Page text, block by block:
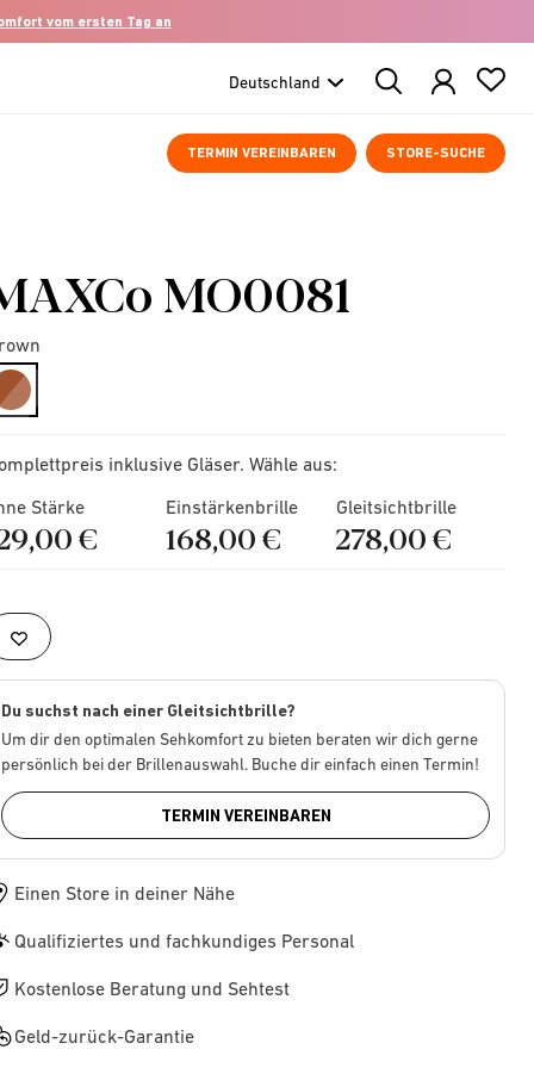
vom ersten Tag an
Search
Products
TERMIN VEREINBAREN STORE-SUCHE
MO0081
selected
inklusive Gläser. Wähle aus:
Stärke
€
Einstärkenbrille
168,00 €
Gleitsichtbrille
278,00 €
Du suchst nach einer Gleitsichtbrille?
Um dir den optimalen Sehkomfort zu bieten beraten wir dich gerne
persönlich bei der Brillenauswahl. Buche dir einfach einen Termin!
TERMIN VEREINBAREN
Einen Store in deiner Nähe
Qualifiziertes und fachkundiges Personal
Kostenlose Beratung und Sehtest
Geld-zurück-Garantie